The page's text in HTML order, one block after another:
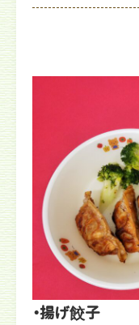
・揚げ餃子